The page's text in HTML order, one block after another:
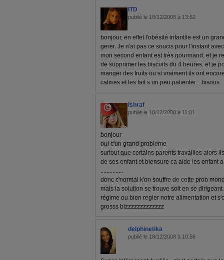
ITD
publié le 18/12/2008 à 13:52
bonjour, en effet l'obésité infantile est un
gerer. Je n'ai pas ce soucis pour l'instant
mon second enfant est très gourmand, et je
de supprimer les biscuits du 4 heures, et je
manger des fruits ou si vraiment ils ont
calmes et les fait s un peu patienter... bisous
ishraf
publié le 18/12/2008 à 11:01
bonjour
oui c'un grand probleme
surtout que certains parents travailles alors
de ses enfant et biensure ca aide les enfant
...............
donc c'normal k'on souffre de cette prob
mais la solution se trouve soit en se
régime ou bien regler notre alimentation et
grosss bizzzzzzzzzzzzz
delphinetika
publié le 18/12/2008 à 10:56